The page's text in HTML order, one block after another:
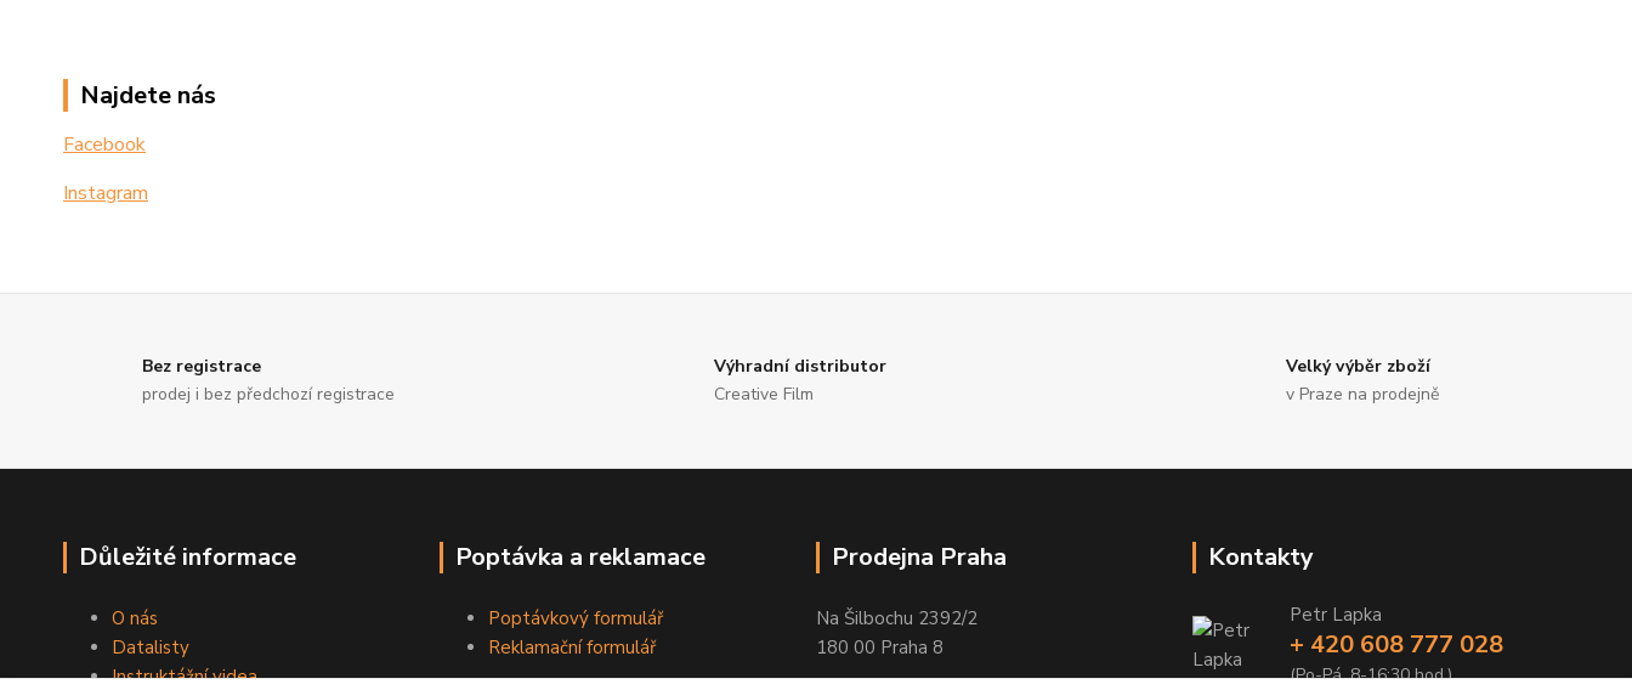
Najdete nás
Facebook
Instagram
Bez registrace
prodej i bez předchozí registrace
Výhradní distributor
Creative Film
Velký výběr zboží
v Praze na prodejně
Důležité informace
O nás
Datalisty
Instruktážní videa
Poptávka a reklamace
Poptávkový formulář
Reklamační formulář
Prodejna Praha
Na Šilbochu 2392/2
180 00 Praha 8
Kontakty
Petr Lapka
+ 420 608 777 028
(Po-Pá, 8-16:30 hod.)